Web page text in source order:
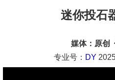
迷你投石
媒体：原创
专业号： DY